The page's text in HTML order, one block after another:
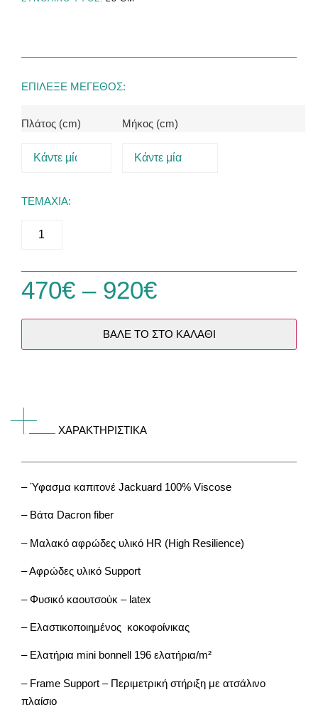
ΕΠΙΛΕΞΕ ΜΕΓΕΘΟΣ:
Πλάτος (cm) Μήκος (cm)
ΤΕΜΑΧΙΑ:
470€ – 920€
ΒΑΛΕ ΤΟ ΣΤΟ ΚΑΛΑΘΙ
ΧΑΡΑΚΤΗΡΙΣΤΙΚΑ
– Ύφασμα καπιτονέ Jackuard 100% Viscose
– Βάτα Dacron fiber
– Μαλακό αφρώδες υλικό HR (High Resilience)
– Αφρώδες υλικό Support
– Φυσικό καουτσούκ – latex
– Ελαστικοποιημένος κοκοφοίνικας
– Ελατήρια mini bonnell 196 ελατήρια/m²
– Frame Support – Περιμετρική στήριξη με ατσάλινο
πλαίσιο